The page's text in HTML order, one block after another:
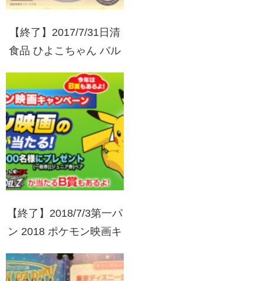
【終了】2017/7/31日清
食品 ひよこちゃん バル
ゼントキャンペーン
【終了】2018/7/3第一パ
ン 2018 ポケモン映画キ